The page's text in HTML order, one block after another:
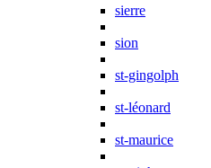
sierre
sion
st-gingolph
st-léonard
st-maurice